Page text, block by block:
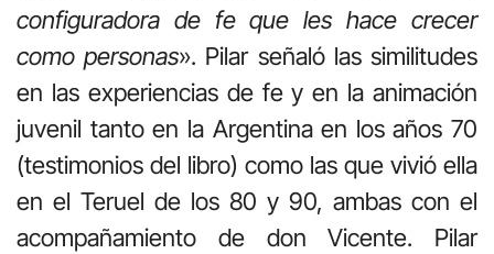
configuradora de fe que les hace crecer
como personas». Pilar señaló las similitudes
en las experiencias de fe y en la animación
juvenil tanto en la Argentina en los años 70
(testimonios del libro) como las que vivió ella
en el Teruel de los 80 y 90, ambas con el
acompañamiento de don Vicente. Pilar